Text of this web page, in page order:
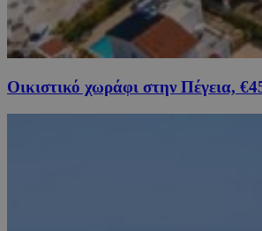
Οικιστικό χωράφι στην Πέγεια,